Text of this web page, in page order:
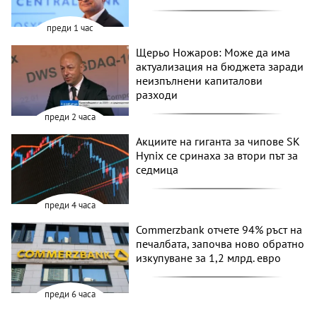
преди 1 час
преди 2 часа
Щерьо Ножаров: Може да има
актуализация на бюджета заради
неизпълнени капиталови
разходи
преди 4 часа
Акциите на гиганта за чипове SK
Hynix се сринаха за втори път за
седмица
преди 6 часа
Commerzbank отчете 94% ръст на
печалбата, започва ново обратно
изкупуване за 1,2 млрд. евро